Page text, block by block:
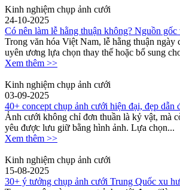
Kinh nghiệm chụp ảnh cưới
24-10-2025
Có nên làm lễ hằng thuận không? Nguồn
Trong văn hóa Việt Nam, lễ hằng thuận ngày
uyên ương lựa chọn thay thế hoặc bổ sung
Xem thêm >>
Kinh nghiệm chụp ảnh cưới
03-09-2025
40+ concept chụp ảnh cưới hiện đại, đẹp dẫn
Ảnh cưới không chỉ đơn thuần là kỷ vật, mà
yêu được lưu giữ bằng hình ảnh. Lựa chọn...
Xem thêm >>
Kinh nghiệm chụp ảnh cưới
15-08-2025
30+ ý tưởng chụp ảnh cưới Trung Quốc xu